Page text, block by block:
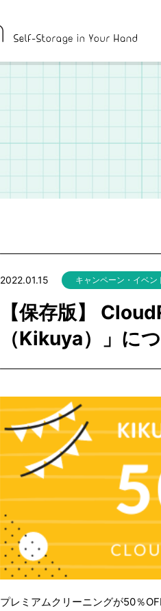
2022.01.15 キャンペーン・イベン
【保存版】
（Kikuya）」に
プレミアムクリーニングが50％